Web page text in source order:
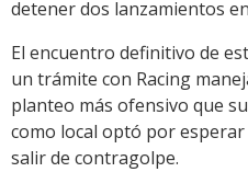
detener dos lanzamientos
El encuentro definitivo de
un trámite con Racing
planteo más ofensivo que
como local optó por
salir de contragolpe.